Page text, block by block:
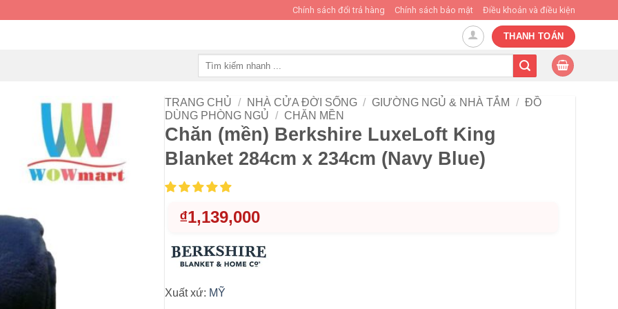
Chính sách đổi trả hàng Chính sách bảo mật Điều khoản và điều kiện
THANH TOÁN
TRANG CHỦ / NHÀ CỬA ĐỜI SỐNG / GIƯỜNG NGỦ & NHÀ TẮM / ĐỒ
DÙNG PHÒNG NGỦ / CHĂN MỀN
Chăn (mền) Berkshire LuxeLoft King
Blanket 284cm x 234cm (Navy Blue)
₫1,139,000
Xuất xứ: MỸ